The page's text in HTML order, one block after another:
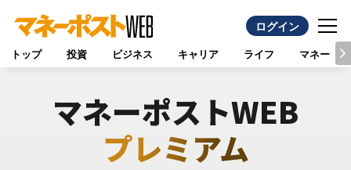
ログイン
トップ 投資 ビジネス キャリア ライフ マネー
マネーポストWEB
プレミアム